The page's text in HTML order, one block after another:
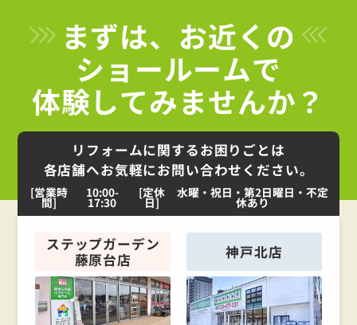
まずは、お近くの
ショールームで
体験してみませんか？
リフォームに関するお困りごとは
各店舗へお気軽にお問い合わせください。
[営業時
間]
10:00-
17:30
[定休
日]
水曜・祝日・第2日曜日・不定
休あり
ステップガーデン
藤原台店
神戸北店